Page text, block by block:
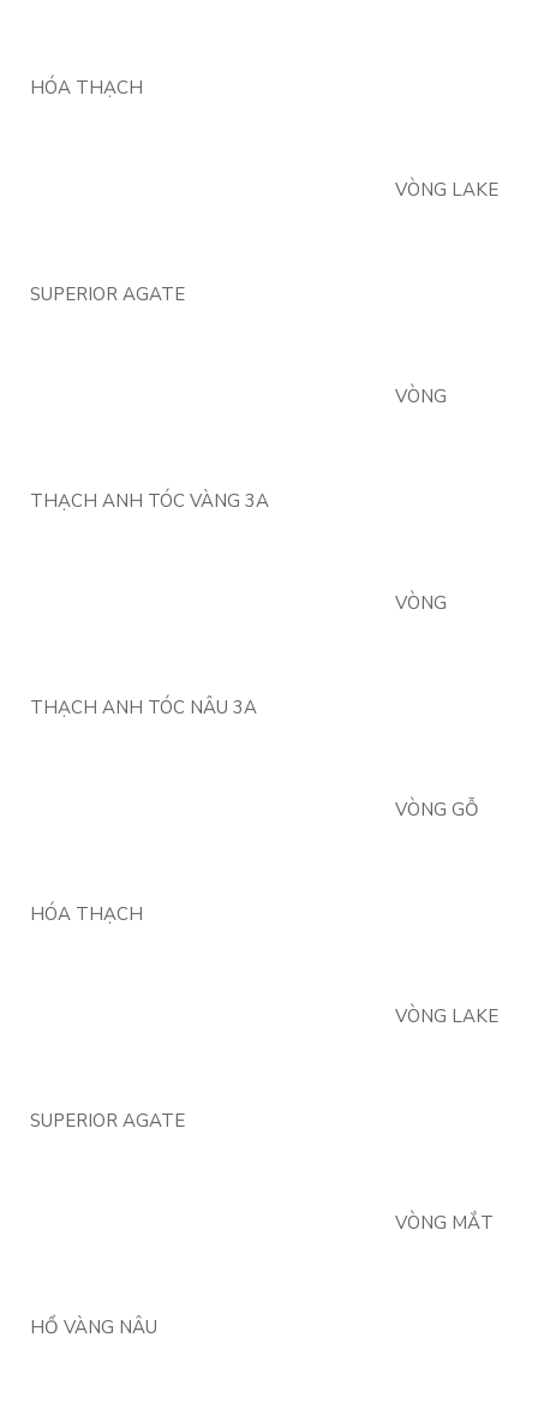
HÓA THẠCH
VÒNG LAKE
SUPERIOR AGATE
VÒNG
THẠCH ANH TÓC VÀNG 3A
VÒNG
THẠCH ANH TÓC NÂU 3A
VÒNG GỖ
HÓA THẠCH
VÒNG LAKE
SUPERIOR AGATE
VÒNG MẮT
HỔ VÀNG NÂU